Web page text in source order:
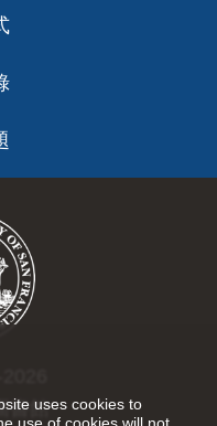
uses cookies to
書館